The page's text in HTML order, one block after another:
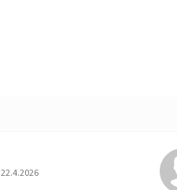
Hodnotenie obchodu je 5 z 5
22.4.2026